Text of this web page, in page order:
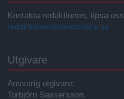
Kontakta redaktionen, tipsa
redaktionen@newsvoice.se
Utgivare
Ansvarig utgivare:
Torbjörn Sassersson.